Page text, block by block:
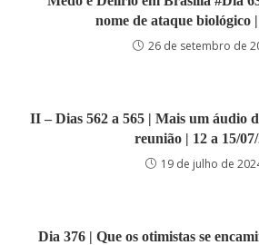
nome de ataque biológico
26 de setembro de
II – Dias 562 a 565 | Mais um áudio
reunião | 12 a 15/
19 de julho de
Dia 376 | Que os otimistas se